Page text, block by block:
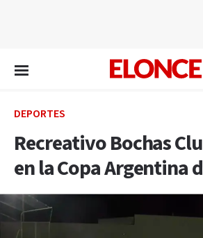
DEPORTES
Recreativo Bochas
en la Copa Argentina